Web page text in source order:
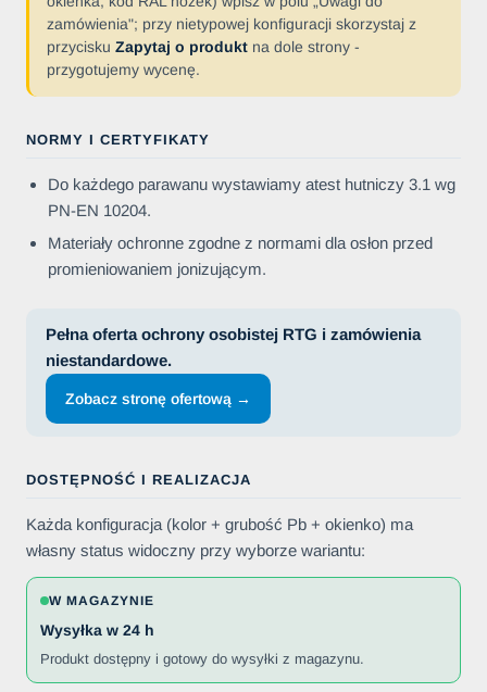
zamówienia"; przy nietypowej konfiguracji skorzystaj z
przycisku Zapytaj o produkt na dole strony -
przygotujemy wycenę.
NORMY I CERTYFIKATY
Do każdego parawanu wystawiamy atest hutniczy 3.1 wg
PN-EN 10204.
Materiały ochronne zgodne z normami dla osłon przed
promieniowaniem jonizującym.
Pełna oferta ochrony osobistej RTG i zamówienia
niestandardowe.
Zobacz stronę ofertową →
DOSTĘPNOŚĆ I REALIZACJA
Każda konfiguracja (kolor + grubość Pb + okienko) ma
własny status widoczny przy wyborze wariantu:
W MAGAZYNIE
Wysyłka w 24 h
Produkt dostępny i gotowy do wysyłki z magazynu.